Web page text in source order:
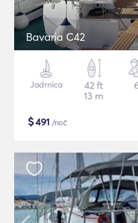
Bavaria C42
Jadrnica
42 ft
13 m
$491 /noč